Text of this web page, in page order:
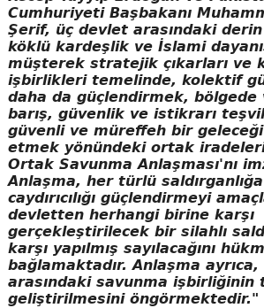
Cumhuriyeti Başbakanı
Şerif, üç devlet arasındaki
köklü kardeşlik ve İslami
müşterek stratejik çıkarları ve
işbirlikleri temelinde, kolektif
daha da güçlendirmek, bölgede
barış, güvenlik ve istikrarı
güvenli ve müreffeh bir
etmek yönündeki ortak
Ortak Savunma Anlaşması'nı
Anlaşma, her türlü
caydırıcılığı güçlendirmeyi
devletten herhangi birine karşı
gerçekleştirilecek bir silahlı
karşı yapılmış sayılacağını
bağlamaktadır. Anlaşma
arasındaki savunma işbirliğinin
geliştirilmesini öngörmektedir."